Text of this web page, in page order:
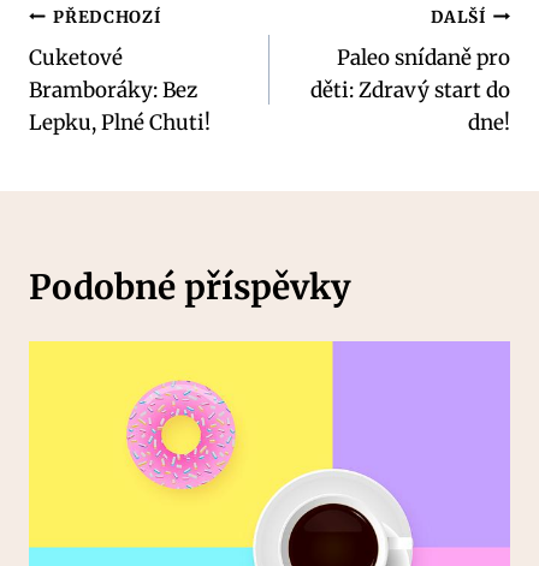
Navigace
pro
příspěvek
PŘEDCHOZÍ
Cuketové
Bramboráky: Bez
Lepku, Plné Chuti!
DALŠÍ
Paleo snídaně pro
děti: Zdravý start do
dne!
Podobné příspěvky